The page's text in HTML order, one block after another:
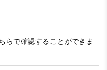
らで確認することができま